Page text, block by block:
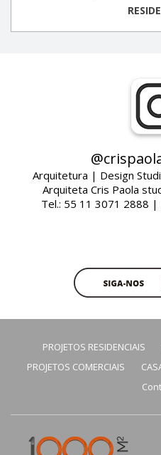
Arquitetura | Design
Arquiteta Cris Paola
Tel.: 55 11 3071 2888 |
PROJETOS RESIDENCIAIS
PROJETOS COMERCIAIS